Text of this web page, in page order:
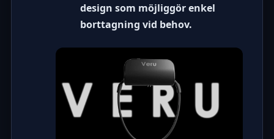
design som möjliggör enkel
borttagning vid behov.